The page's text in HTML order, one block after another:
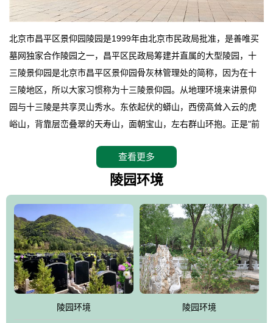
北京市昌平区景仰园陵园是1999年由北京市民政局批准，是善唯买
墓网独家合作陵园之一，昌平区民政局筹建并直属的大型陵园，十
三陵景仰园是北京市昌平区景仰园骨灰林管理处的简称，因为在十
三陵地区，所以大家习惯称为十三陵景仰园。从地理环境来讲景仰
园与十三陵是共享灵山秀水。东依起伏的蟒山，西傍高耸入云的虎
峪山，背靠层峦叠翠的天寿山，面朝宝山，左右群山环抱。正是"前
座陵园地处天寿山的环抱之中，四周群山若封似闭，层峦叠翠，秋
天枫叶艳红欲滴，冬天银装素裹分外妖娆！南面隔山而望的正是著
赞叹："景仰园真乃浑然天成的人生后花园！"陵区内草木茂盛，灵气
盎然，既有山川大聚的龙脉气魄，又有藏风得水的宝密形局。十三
陵是世间稀有的地形宝地，也是我们让逝者回归自然的首选墓葬之
灵穴，安息之宝地。
查看更多
陵园环境
陵园环境 陵园环境